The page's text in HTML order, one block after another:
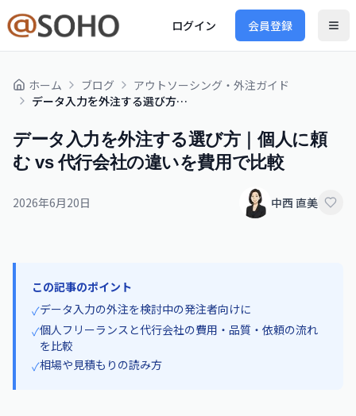
ログイン 会員登録
ホーム ブログ
アウトソーシング・外注ガイド
データ入力を外注する選び方｜個人に頼む vs 代行会社の違いを費用で比較
データ入力を外注する選び方｜個人に頼
む vs 代行会社の違いを費用で比較
2026年6月20日 中西 直美
この記事のポイント
✓データ入力の外注を検討中の発注者向けに
✓個人フリーランスと代行会社の費用・品質・依頼の流れ
を比較
✓相場や見積もりの読み方